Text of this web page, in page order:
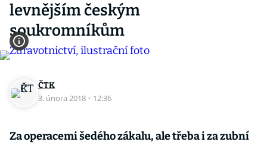
levnějším českým
soukromníkům
ČTK
3. února 2018 · 12:36
Za operacemi šedého zákalu, ale třeba i za zubní